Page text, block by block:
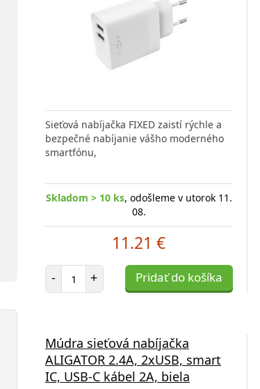
Sieťová nabíjačka FIXED zaistí rýchle a
bezpečné nabíjanie vášho moderného
smartfónu,
Skladom > 10 ks, odošleme v utorok 11.
08.
11.21 €
- Počet položiek
+ Pridať do košíka
Múdra sieťová nabíjačka
ALIGATOR 2.4A, 2xUSB, smart
IC, USB-C kábel 2A, biela